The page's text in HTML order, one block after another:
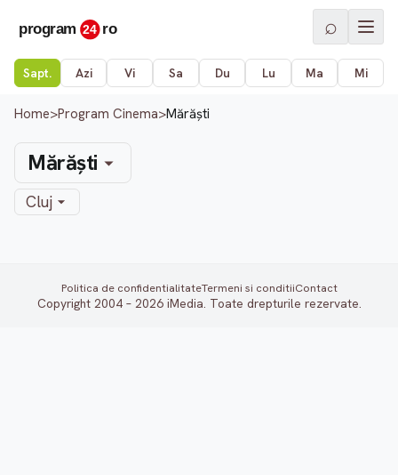
⌕
Sapt. Azi Vi Sa Du Lu Ma Mi
Home>Program Cinema>Mărăşti
Mărăşti
Cluj
Politica de confidentialitateTermeni si conditiiContact
Copyright 2004 – 2026 iMedia. Toate drepturile rezervate.